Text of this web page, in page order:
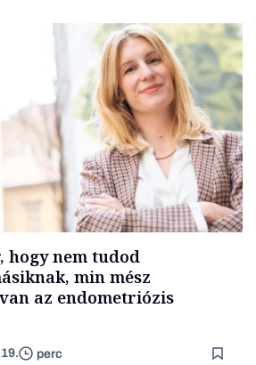
hogy nem tudod
min mész
az endometriózis
perc